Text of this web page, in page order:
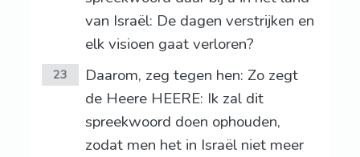
van Israël: De dagen verstrijken en
elk visioen gaat verloren?
23
Daarom, zeg tegen hen: Zo zegt
de Heere HEERE: Ik zal dit
spreekwoord doen ophouden,
zodat men het in Israël niet meer